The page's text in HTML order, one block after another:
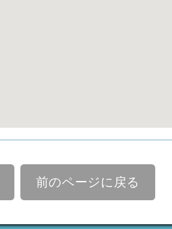
前のページに戻る